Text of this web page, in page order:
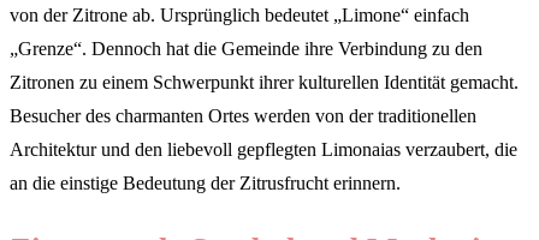
von der Zitrone ab. Ursprünglich bedeutet „Limone“ einfach
„Grenze“. Dennoch hat die Gemeinde ihre Verbindung zu den
Zitronen zu einem Schwerpunkt ihrer kulturellen Identität gemacht.
Besucher des charmanten Ortes werden von der traditionellen
Architektur und den liebevoll gepflegten Limonaias verzaubert, die
an die einstige Bedeutung der Zitrusfrucht erinnern.